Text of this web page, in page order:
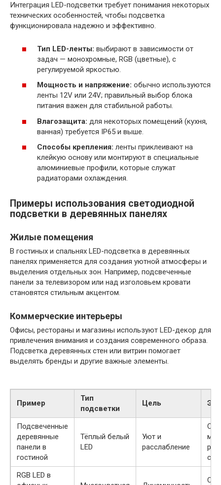
Интеграция LED-подсветки требует понимания некоторых
технических особенностей, чтобы подсветка
функционировала надежно и эффективно.
Тип LED-ленты: выбирают в зависимости от
задач — монохромные, RGB (цветные), с
регулируемой яркостью.
Мощность и напряжение: обычно используются
ленты 12V или 24V; правильный выбор блока
питания важен для стабильной работы.
Влагозащита: для некоторых помещений (кухня,
ванная) требуется IP65 и выше.
Способы крепления: ленты приклеивают на
клейкую основу или монтируют в специальные
алюминиевые профили, которые служат
радиаторами охлаждения.
Примеры использования светодиодной
подсветки в деревянных панелях
Жилые помещения
В гостиных и спальнях LED-подсветка в деревянных
панелях применяется для создания уютной атмосферы и
выделения отдельных зон. Например, подсвеченные
панели за телевизором или над изголовьем кровати
становятся стильным акцентом.
Коммерческие интерьеры
Офисы, рестораны и магазины используют LED-декор для
привлечения внимания и создания современного образа.
Подсветка деревянных стен или витрин помогает
выделять бренды и другие важные элементы.
Пример
Тип
подсветки
Цель
Подсвеченные
деревянные
панели в
гостиной
Тёплый белый
LED
Уют и
расслабление
RGB LED в